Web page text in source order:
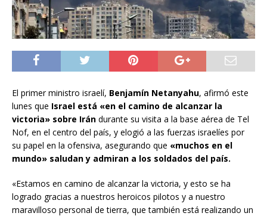
El primer ministro israelí, Benjamín Netanyahu, afirmó este
lunes que Israel está «en el camino de alcanzar la
victoria» sobre Irán durante su visita a la base aérea de Tel
Nof, en el centro del país, y elogió a las fuerzas israelíes por
su papel en la ofensiva, asegurando que «muchos en el
mundo» saludan y admiran a los soldados del país.
«Estamos en camino de alcanzar la victoria, y esto se ha
logrado gracias a nuestros heroicos pilotos y a nuestro
maravilloso personal de tierra, que también está realizando un